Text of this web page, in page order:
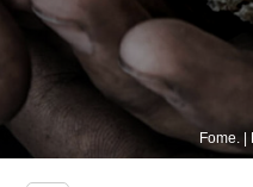
Fome. |